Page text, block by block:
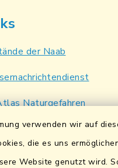
verwenden wir auf
die es uns
Website genutzt wird.
der Naab
Naturgefahren
für Familien